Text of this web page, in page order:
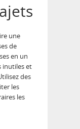
une
de
en un
inutiles et
des
les
les